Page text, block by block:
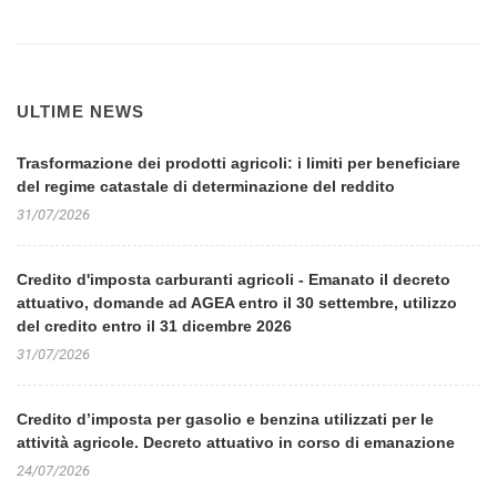
ULTIME NEWS
Trasformazione dei prodotti agricoli: i limiti per beneficiare
del regime catastale di determinazione del reddito
31/07/2026
Credito d'imposta carburanti agricoli - Emanato il decreto
attuativo, domande ad AGEA entro il 30 settembre, utilizzo
del credito entro il 31 dicembre 2026
31/07/2026
Credito d’imposta per gasolio e benzina utilizzati per le
attività agricole. Decreto attuativo in corso di emanazione
24/07/2026